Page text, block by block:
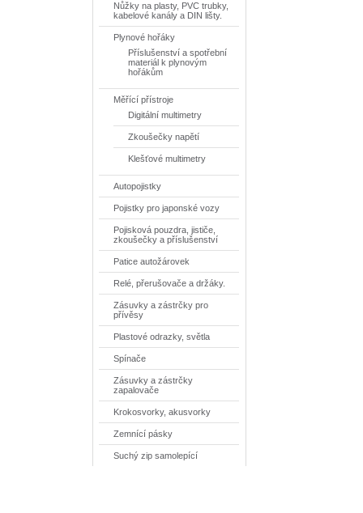
Nůžky na plasty, PVC trubky,
kabelové kanály a DIN lišty.
Plynové hořáky
Příslušenství a spotřební
materiál k plynovým
hořákům
Měřící přístroje
Digitální multimetry
Zkoušečky napětí
Klešťové multimetry
Autopojistky
Pojistky pro japonské vozy
Pojisková pouzdra, jističe,
zkoušečky a příslušenství
Patice autožárovek
Relé, přerušovače a držáky.
Zásuvky a zástrčky pro
přívěsy
Plastové odrazky, světla
Spínače
Zásuvky a zástrčky
zapalovače
Krokosvorky, akusvorky
Zemnící pásky
Suchý zip samolepící